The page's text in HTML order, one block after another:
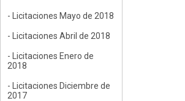
- Licitaciones Mayo de 2018
- Licitaciones Abril de 2018
- Licitaciones Enero de
2018
- Licitaciones Diciembre de
2017